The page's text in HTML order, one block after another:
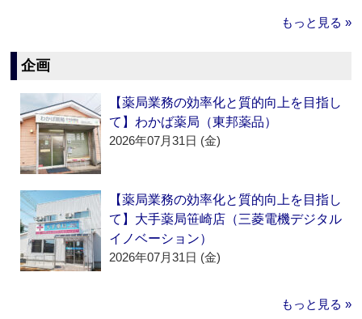
もっと見る »
企画
【薬局業務の効率化と質的向上を目指し
て】わかば薬局（東邦薬品）
2026年07月31日 (金)
【薬局業務の効率化と質的向上を目指し
て】大手薬局笹崎店（三菱電機デジタル
イノベーション）
2026年07月31日 (金)
もっと見る »